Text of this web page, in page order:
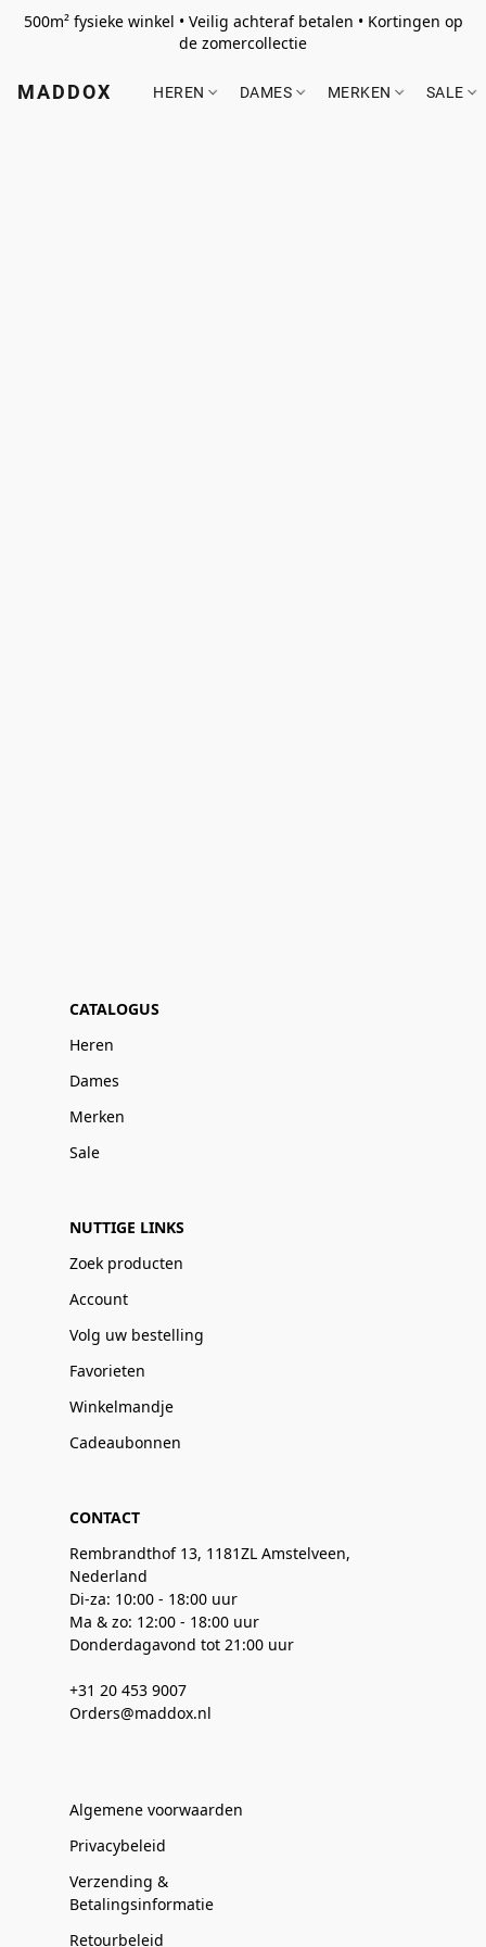
500m² fysieke winkel • Veilig achteraf betalen • Kortingen op
de zomercollectie
MADDOX HEREN DAMES MERKEN SALE
CATALOGUS
Heren
Dames
Merken
Sale
NUTTIGE LINKS
Zoek producten
Account
Volg uw bestelling
Favorieten
Winkelmandje
Cadeaubonnen
CONTACT
Rembrandthof 13, 1181ZL Amstelveen,
Nederland
Di-za: 10:00 - 18:00 uur
Ma & zo: 12:00 - 18:00 uur
Donderdagavond tot 21:00 uur
+31 20 453 9007
Orders@maddox.nl
Algemene voorwaarden
Privacybeleid
Verzending &
Betalingsinformatie
Retourbeleid